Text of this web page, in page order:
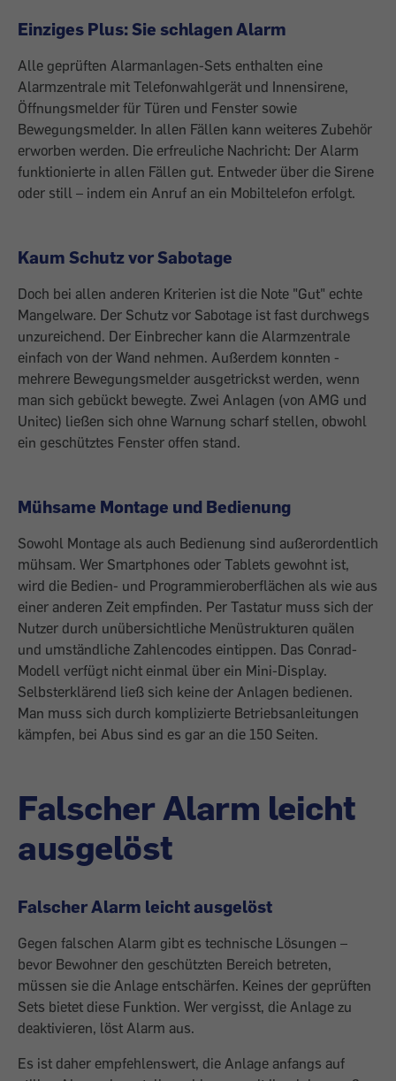
Einziges Plus: Sie schlagen Alarm
Alle geprüften Alarmanlagen-Sets enthalten eine
Alarmzentrale mit Telefonwahlgerät und Innensirene,
Öffnungsmelder für Türen und Fenster sowie
Bewegungsmelder. In ­allen Fällen kann weiteres Zubehör
erworben werden. Die erfreuliche Nachricht: Der Alarm
funktionierte in allen Fällen gut. Entweder über die Sirene
oder still – indem ein Anruf an ein Mobiltelefon erfolgt.
Kaum Schutz vor Sabotage
Doch bei allen anderen Kriterien ist die Note "Gut" echte
Mangelware. Der Schutz vor Sabotage ist fast durchwegs
unzureichend. Der Ein­brecher kann die Alarmzentrale
einfach von der Wand nehmen. Außerdem konnten ­
mehrere Bewegungsmelder ausgetrickst werden, wenn
man sich gebückt bewegte. Zwei Anlagen (von AMG und
Unitec) ließen sich ohne Warnung scharf stellen, obwohl
ein geschütztes Fenster offen stand.
Mühsame Montage und Bedienung
Sowohl Montage als auch Bedienung sind außerordentlich
mühsam. Wer Smartphones oder Tablets gewohnt ist,
wird die Bedien- und Programmieroberflächen als wie aus
­einer anderen Zeit empfinden. Per Tastatur muss sich der
Nutzer durch unübersichtliche Menüstrukturen quälen
und umständliche Zahlencodes eintippen. Das Conrad-
Modell verfügt nicht einmal über ein Mini-Display.
Selbsterklärend ließ sich keine der Anlagen bedienen.
Man muss sich durch komplizierte Betriebsanleitungen
kämpfen, bei ­Abus sind es gar an die 150 Seiten.
Falscher Alarm leicht
ausgelöst
Falscher Alarm leicht ausgelöst
Gegen falschen Alarm gibt es technische ­Lösungen –
bevor Bewohner den geschützten Bereich betreten,
müssen sie die Anlage entschärfen. Keines der geprüften
Sets ­bietet ­diese Funktion. Wer vergisst, die Anlage zu
deaktivieren, löst Alarm aus.
Es ist daher empfehlenswert, die Anlage anfangs auf